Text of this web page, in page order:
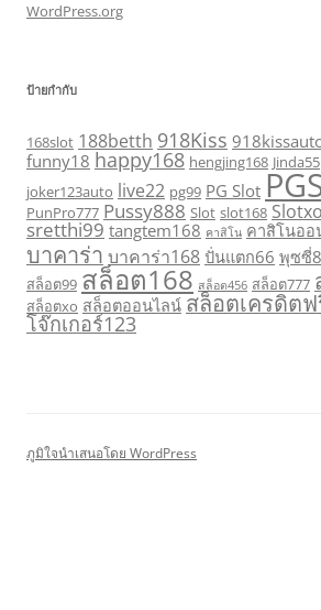
WordPress.org
ป้ายกำกับ
168slot 188betth 918Kiss
funny18 happy168 hengjing168 Jinda55
joker123auto live22 pg99 PG Slot
PunPro777 Pussy888 Slot slot168 Slotxo
sretthi99 tangtem168 คาสิโน คาสิโนออ
บาคาร่า บาคาร่า168 ปั่นแตก66 พุซซี่
สล็อต99 สล็อต168 สล็อต456 สล็อต777
สล็อตxo สล็อตออนไลน์ สล็อตเครดิตฟ
โจ๊กเกอร์123
ภูมิใจนำเสนอโดย WordPress